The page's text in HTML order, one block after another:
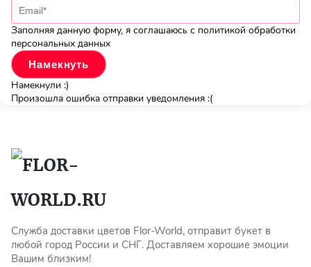
Заполняя данную форму, я соглашаюсь с политикой обработки
персональных данных
Намекнули :)
Произошла ошибка отправки уведомления :(
Служба доставки цветов Flor-World, отправит букет в
любой город России и СНГ. Доставляем хорошие эмоции
Вашим близким!